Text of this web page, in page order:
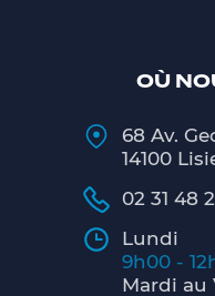
OÙ
68 Av.
14100
02 31 48
Lundi
9h00 -
Mardi au